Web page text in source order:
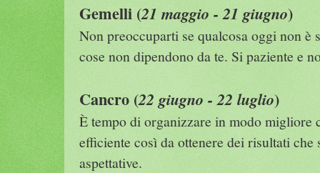
Gemelli (21 maggio - 21 giugno)
Non preoccuparti se qualcosa oggi non
cose non dipendono da te. Si paziente e
Cancro (22 giugno - 22 luglio)
È tempo di organizzare in modo migliore
efficiente così da ottenere dei risultati
aspettative.